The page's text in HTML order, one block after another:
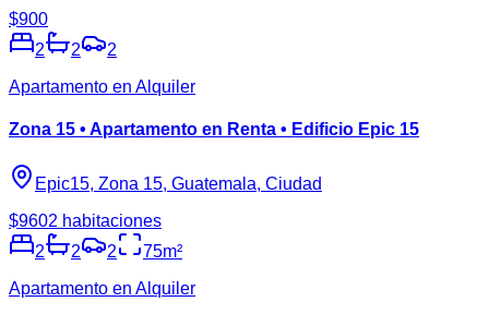
$900
2
2
2
Apartamento en Alquiler
Zona 15 • Apartamento en Renta • Edificio Epic 15
Epic15, Zona 15, Guatemala, Ciudad
$9602 habitaciones
2
2 2 75m²
Apartamento en Alquiler